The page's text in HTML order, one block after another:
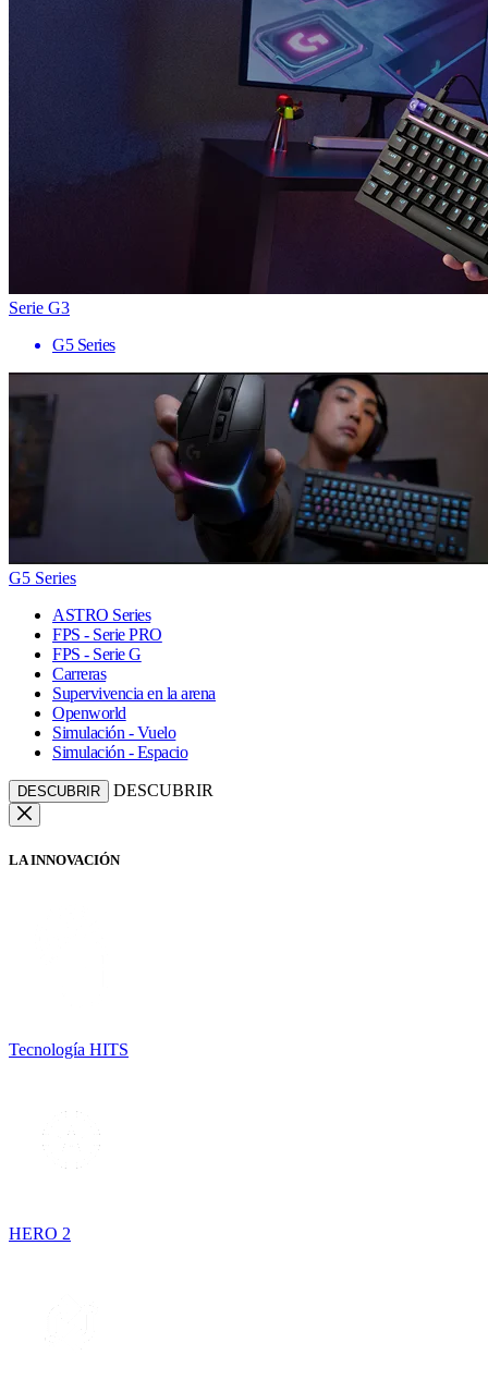
Serie G3
G5 Series
G5 Series
ASTRO Series
FPS - Serie PRO
FPS - Serie G
Carreras
Supervivencia en la arena
Openworld
Simulación - Vuelo
Simulación - Espacio
DESCUBRIR DESCUBRIR
LA INNOVACIÓN
Tecnología HITS
HERO 2